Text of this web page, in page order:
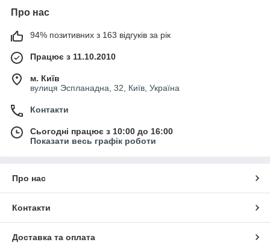
Про нас
94% позитивних з 163 відгуків за рік
Працює з 11.10.2010
м. Київ
вулиця Эспланадна, 32, Київ, Україна
Контакти
Сьогодні працює з 10:00 до 16:00
Показати весь графік роботи
Про нас
Контакти
Доставка та оплата